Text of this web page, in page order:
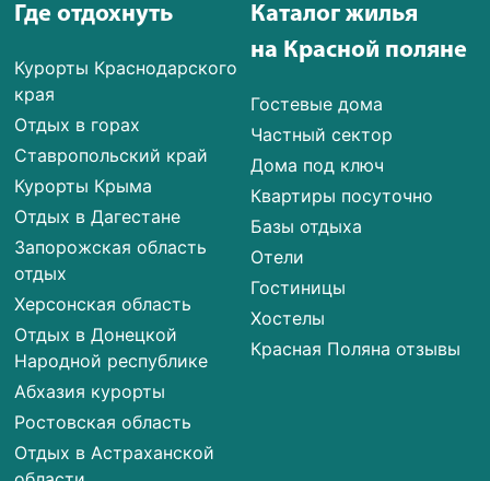
Где отдохнуть
Курорты Краснодарского
края
Отдых в горах
Ставропольский край
Курорты Крыма
Отдых в Дагестане
Запорожская область
отдых
Херсонская область
Отдых в Донецкой
Народной республике
Абхазия курорты
Ростовская область
Отдых в Астраханской
Каталог жилья
на Красной поляне
Гостевые дома
Частный сектор
Дома под ключ
Квартиры посуточно
Базы отдыха
Отели
Гостиницы
Хостелы
Красная Поляна отзывы